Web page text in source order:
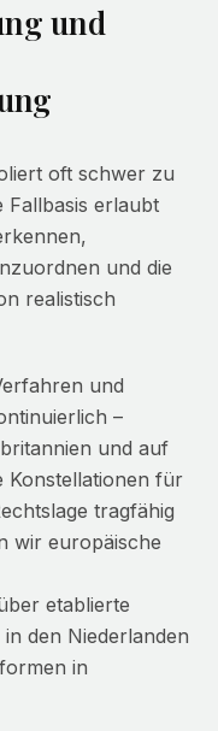
und
oft schwer zu
Fallbasis erlaubt
und die
realistisch
und
–
und auf
Konstellationen für
tragfähig
wir europäische
etablierte
den Niederlanden
in